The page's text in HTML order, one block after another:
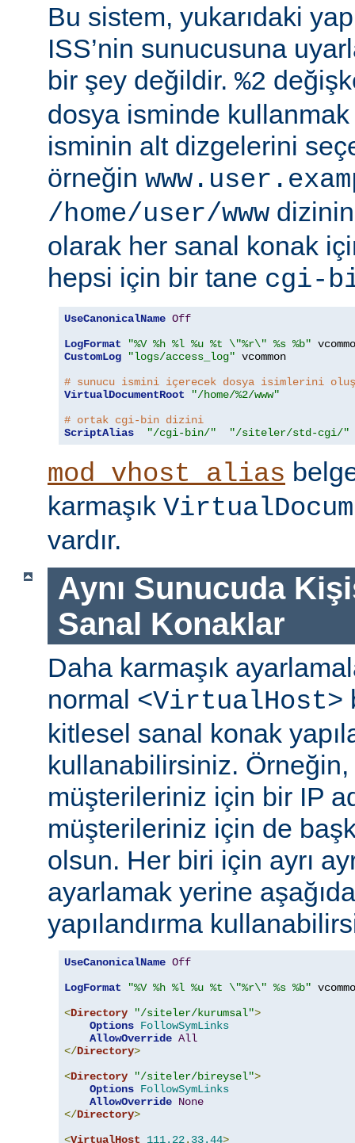
Bu sistem, yukarıdaki
ISS’nin sunucusuna
bir şey değildir. %2
dosya isminde
isminin alt dizgelerini
örneğin
/home/user/www
olarak her sanal konak
hepsi için bir tane cgi-
UseCanonicalName Off
LogFormat
"%V %h %l %u %t \"%r\" %s %b"
CustomLog
"logs/access_log" vcommon
# sunucu ismini içerecek dosya isimlerini
VirtualDocumentRoot
"/home/%2/www"
# ortak cgi-bin dizini
ScriptAlias
"/cgi-bin/" "/siteler/std-cgi/"
mod_vhost_alias
karmaşık
vardır.
Aynı Sunucuda
Sanal Konaklar
Daha karmaşık
normal <VirtualHost>
kitlesel sanal konak
kullanabilirsiniz.
müşterileriniz için bir IP
müşterileriniz için de
olsun. Her biri için ayrı
ayarlamak yerine
yapılandırma
UseCanonicalName Off
LogFormat
"%V %h %l %u %t \"%r\" %s %b"
<Directory "/siteler/kurumsal">
Options FollowSymLinks
AllowOverride All
</Directory>
<Directory "/siteler/bireysel">
Options FollowSymLinks
AllowOverride None
</Directory>
<VirtualHost 111.22. 33.44>